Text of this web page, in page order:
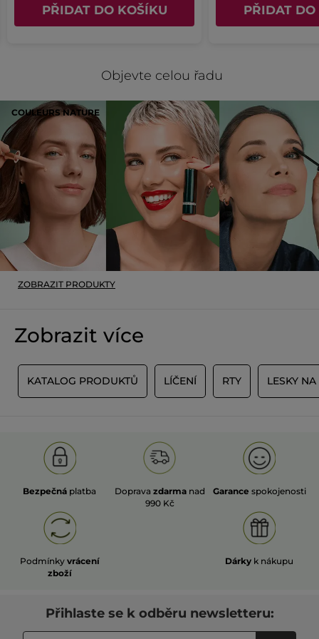
PŘIDAT DO KOŠÍKU PŘIDAT DO
Objevte celou řadu
COULEURS NATURE
ZOBRAZIT PRODUKTY
Zobrazit více
KATALOG PRODUKTŮ LÍČENÍ RTY LESKY NA
Bezpečná platba Doprava zdarma nad
990 Kč
Garance spokojenosti
Podmínky vrácení
zboží
Dárky k nákupu
Přihlaste se k odběru newsletteru: